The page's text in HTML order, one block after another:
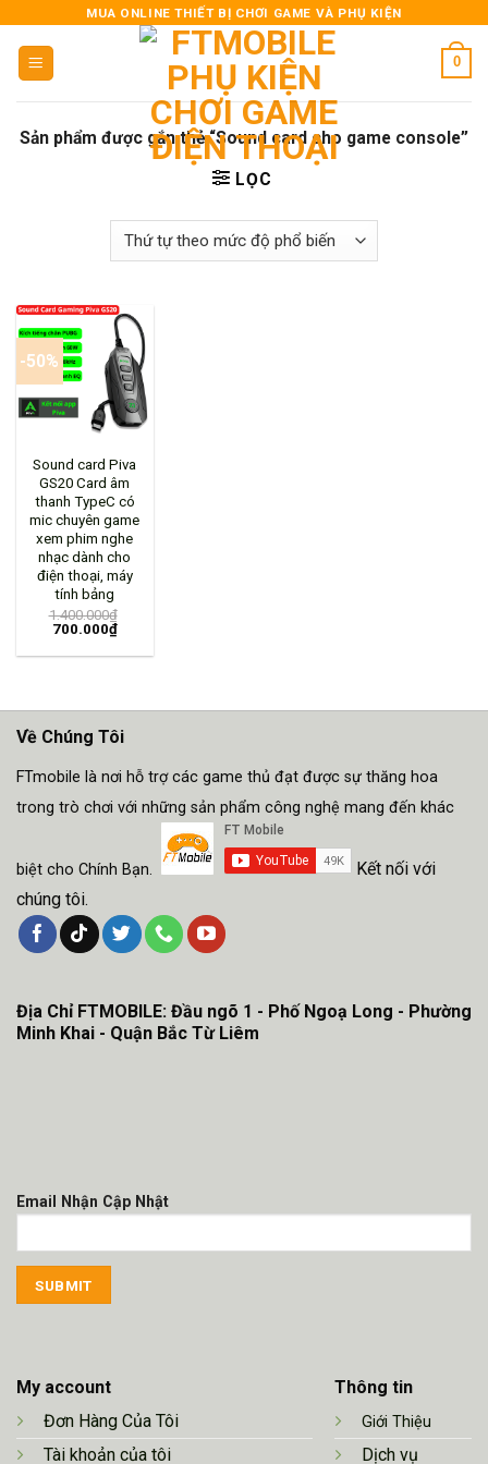
content
MUA ONLINE THIẾT BỊ CHƠI GAME VÀ PHỤ KIỆN
0
Sản phẩm được gắn thẻ “Sound card cho game console”
LỌC
-50%
Sound card Piva
GS20 Card âm
thanh TypeC có
mic chuyên game
xem phim nghe
nhạc dành cho
điện thoại, máy
tính bảng
1.400.000₫
700.000₫
Về Chúng Tôi
FTmobile là nơi hỗ trợ các game thủ đạt được sự thăng hoa
trong trò chơi với những sản phẩm công nghệ mang đến khác
biệt cho Chính Bạn.
Kết nối với
chúng tôi.
My account
Đơn Hàng Của Tôi
Tài khoản của tôi
Thông tin
Giới Thiệu
Dịch vụ
Địa Chỉ FTMOBILE: Đầu ngõ 1 - Phố Ngoạ Long - Phường
Minh Khai - Quận Bắc Từ Liêm
Email Nhận Cập Nhật